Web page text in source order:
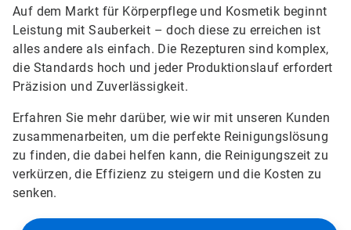
Auf dem Markt für Körperpflege und Kosmetik beginnt
Leistung mit Sauberkeit – doch diese zu erreichen ist
alles andere als einfach. Die Rezepturen sind komplex,
die Standards hoch und jeder Produktionslauf erfordert
Präzision und Zuverlässigkeit.
Erfahren Sie mehr darüber, wie wir mit unseren Kunden
zusammenarbeiten, um die perfekte Reinigungslösung
zu finden, die dabei helfen kann, die Reinigungszeit zu
verkürzen, die Effizienz zu steigern und die Kosten zu
senken.